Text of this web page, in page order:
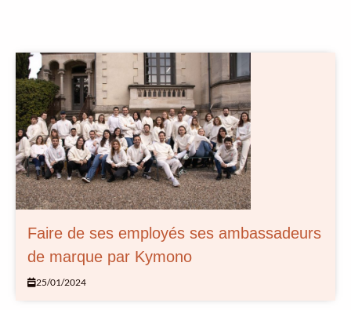
Faire de ses employés ses ambassadeurs
de marque par Kymono
25/01/2024